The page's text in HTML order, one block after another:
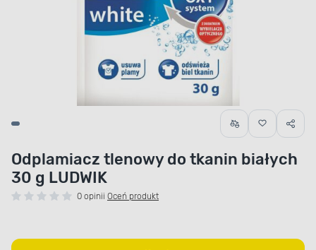
Odplamiacz tlenowy do tkanin białych
30 g LUDWIK
0 opinii Oceń produkt